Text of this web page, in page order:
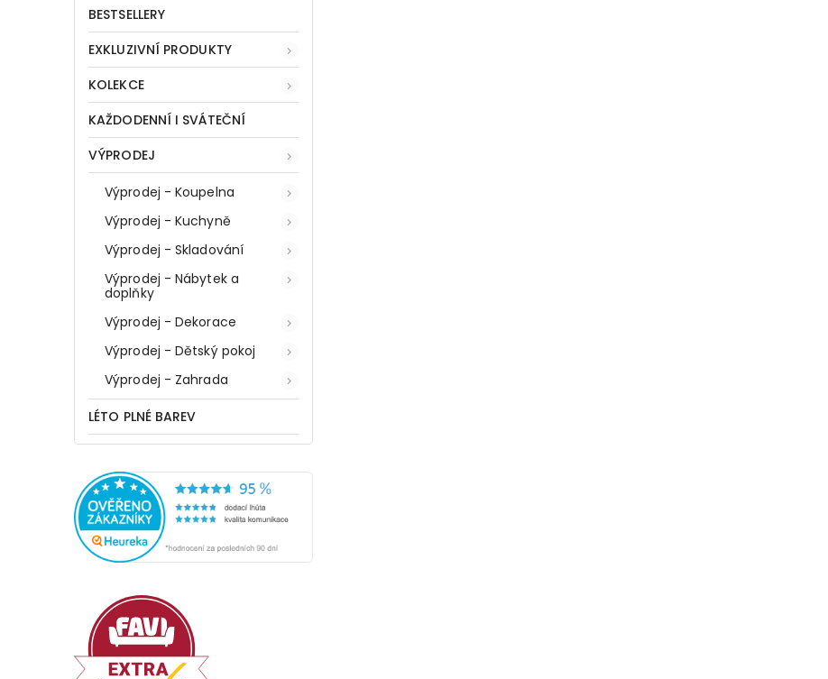
BESTSELLERY
EXKLUZIVNÍ PRODUKTY
KOLEKCE
KAŽDODENNÍ I SVÁTEČNÍ
VÝPRODEJ
Výprodej - Koupelna
Výprodej - Kuchyně
Výprodej - Skladování
Výprodej - Nábytek a
doplňky
Výprodej - Dekorace
Výprodej - Dětský pokoj
Výprodej - Zahrada
LÉTO PLNÉ BAREV